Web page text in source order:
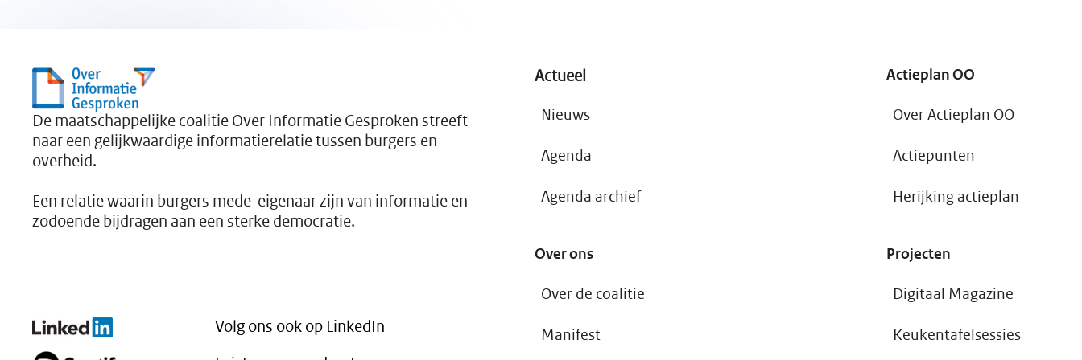
acties en kent een
tussen overheid en
maatschappelijke
organisaties.
De maatschappelijke coalitie Over Informatie Gesproken streeft
naar een gelijkwaardige informatierelatie tussen burgers en
overheid.
Een relatie waarin burgers mede-eigenaar zijn van informatie en
zodoende bijdragen aan een sterke democratie.
Actueel
Nieuws
Agenda
Agenda archief
Over ons
Over de coalitie
Manifest
Actieplan OO
Over Actieplan OO
Actiepunten
Herijking actieplan
Projecten
Digitaal Magazine
Keukentafelsessies
Volg ons ook op LinkedIn